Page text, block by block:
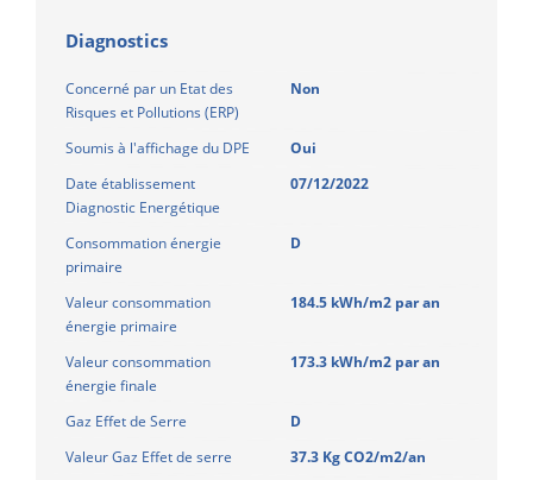
Diagnostics
Concerné par un Etat des
Risques et Pollutions (ERP)
Non
Soumis à l'affichage du DPE
Oui
Date établissement
Diagnostic Energétique
07/12/2022
Consommation énergie
primaire
D
Valeur consommation
énergie primaire
184.5 kWh/m2 par an
Valeur consommation
énergie finale
173.3 kWh/m2 par an
Gaz Effet de Serre
D
Valeur Gaz Effet de serre
37.3 Kg CO2/m2/an